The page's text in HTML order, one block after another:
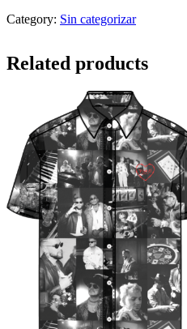
desamor
quantity
Category: Sin categorizar
Related products